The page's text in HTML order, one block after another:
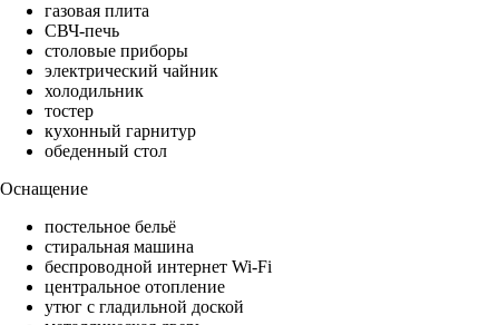
газовая плита
СВЧ-печь
столовые приборы
электрический чайник
холодильник
тостер
кухонный гарнитур
обеденный стол
Оснащение
постельное бельё
стиральная машина
беспроводной интернет Wi-Fi
центральное отопление
утюг с гладильной доской